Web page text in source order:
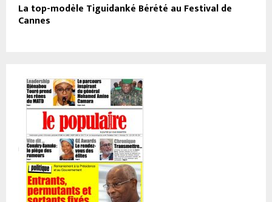
La top-modèle Tiguidanké Bérété au Festival de
Cannes